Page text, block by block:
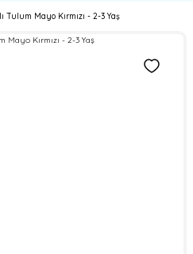
Tulum Mayo Kırmızı - 2-3 Yaş